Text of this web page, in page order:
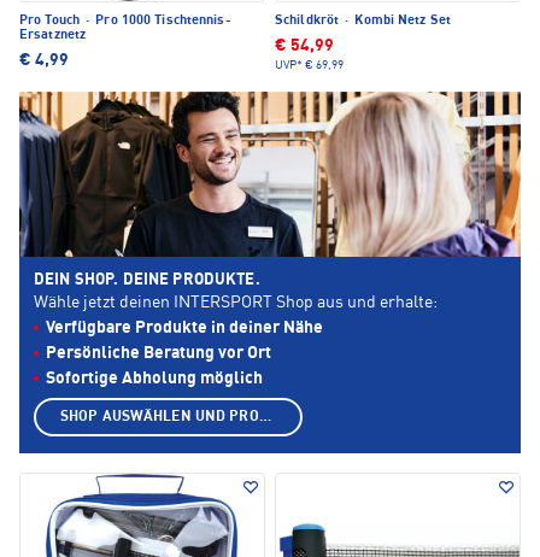
Pro Touch ·
Pro 1000 Tischtennis-
Ersatznetz
€ 4,99
Schildkröt · Kombi Netz Set
€ 54,99
UVP* € 69,99
DEIN SHOP. DEINE PRODUKTE.
Wähle jetzt deinen INTERSPORT Shop aus und erhalte:
Verfügbare Produkte in deiner Nähe
Persönliche Beratung vor Ort
Sofortige Abholung möglich
SHOP AUSWÄHLEN UND PRODUKTE ANZEIGEN